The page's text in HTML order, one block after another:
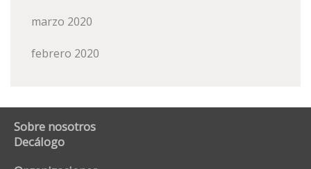
marzo 2020
febrero 2020
Sobre nosotros
Decálogo